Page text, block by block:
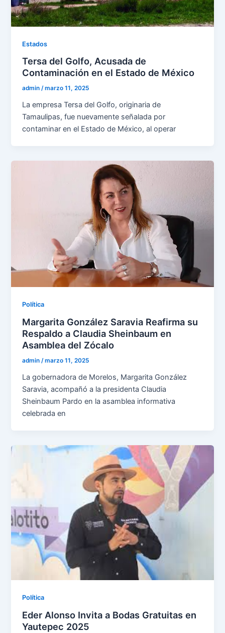
Estados
Tersa del Golfo, Acusada de
Contaminación en el Estado de México
admin/marzo 11, 2025
La empresa Tersa del Golfo, originaria de
Tamaulipas, fue nuevamente señalada por
contaminar en el Estado de México, al operar
Política
Margarita González Saravia Reafirma su
Respaldo a Claudia Sheinbaum en
Asamblea del Zócalo
admin/marzo 11, 2025
La gobernadora de Morelos, Margarita González
Saravia, acompañó a la presidenta Claudia
Sheinbaum Pardo en la asamblea informativa
celebrada en
Política
Eder Alonso Invita a Bodas Gratuitas en
Yautepec 2025